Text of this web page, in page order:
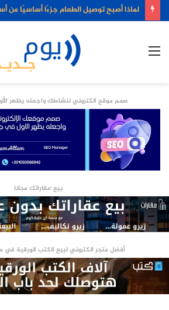
لماذا أصبح توصيل الطعام جزءًا أساسيًا من
صمم موقع الكتروني لنشاطك واجعله يظهر
بيع عقاراتك مجانا
أفضل متجر الكتروني لبيع الكتب الورقية في